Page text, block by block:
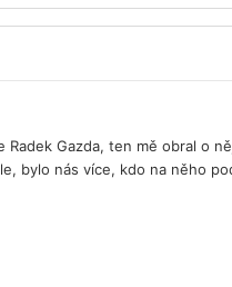
Radek Gazda, ten mě obral o
bylo nás více, kdo na něho